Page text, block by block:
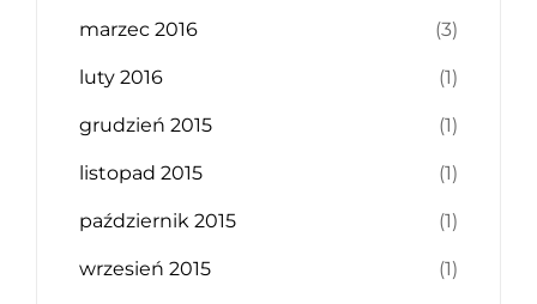
marzec 2016 (3)
luty 2016 (1)
grudzień 2015 (1)
listopad 2015 (1)
październik 2015 (1)
wrzesień 2015 (1)